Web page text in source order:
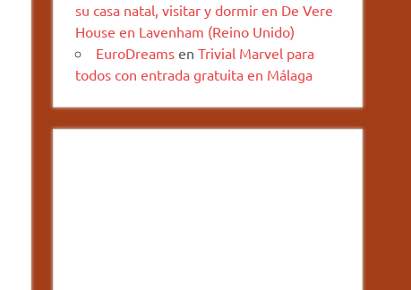
su casa natal, visitar y dormir en De Vere
House en Lavenham (Reino Unido)
EuroDreams enTrivial Marvel para
todos con entrada gratuita en Málaga